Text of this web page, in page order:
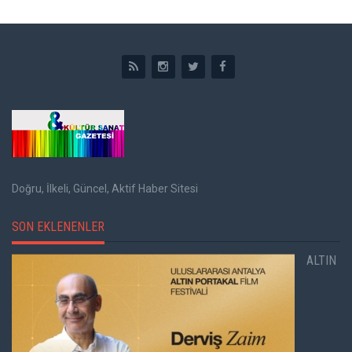
Doğru, İlkeli, Güncel, Aktif Haber Sitesi
SON EKLENENLER
ALTIN